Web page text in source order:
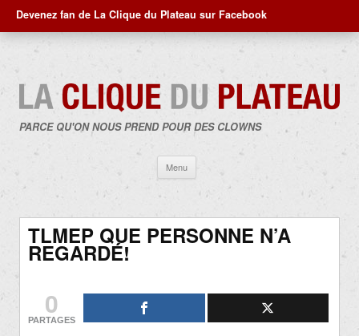
Devenez fan de La Clique du Plateau sur Facebook
PARCE QU'ON NOUS PREND POUR DES CLOWNS
Menu
contenu
TLMEP QUE PERSONNE N’A
REGARDÉ!
0
PARTAGES